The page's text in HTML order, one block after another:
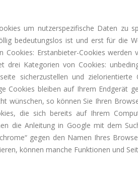
um nutzerspezifische Daten zu
bedeutungslos ist und erst für die
Cookies: Erstanbieter-Cookies
drei Kategorien von Cookies:
sicherzustellen und
Cookies bleiben auf Ihrem Endgerät
wünschen, so können Sie Ihren
die sich bereits auf Ihrem
die Anleitung in Google mit dem
gegen den Namen Ihres
können manche Funktionen und